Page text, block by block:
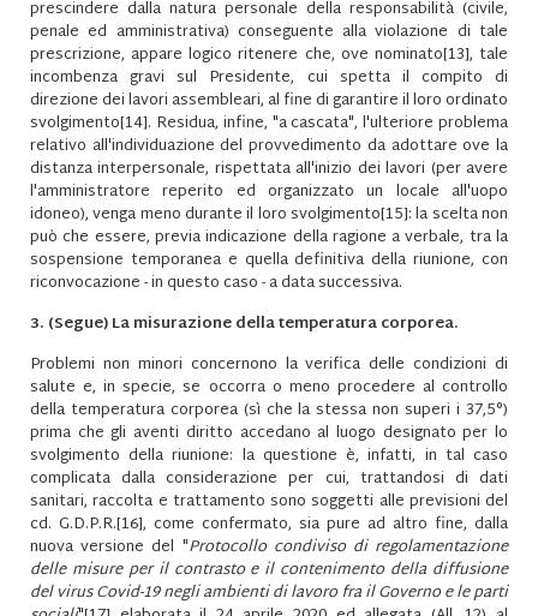
prescindere dalla natura personale della responsabilità (civile,
penale ed amministrativa) conseguente alla violazione di tale
prescrizione, appare logico ritenere che, ove nominato[13], tale
incombenza gravi sul Presidente, cui spetta il compito di
direzione dei lavori assembleari, al fine di garantire il loro ordinato
svolgimento[14]. Residua, infine, "a cascata", l'ulteriore problema
relativo all'individuazione del provvedimento da adottare ove la
distanza interpersonale, rispettata all'inizio dei lavori (per avere
l'amministratore reperito ed organizzato un locale all'uopo
idoneo), venga meno durante il loro svolgimento[15]: la scelta non
può che essere, previa indicazione della ragione a verbale, tra la
sospensione temporanea e quella definitiva della riunione, con
riconvocazione - in questo caso - a data successiva.
3. (Segue) La misurazione della temperatura corporea.
Problemi non minori concernono la verifica delle condizioni di
salute e, in specie, se occorra o meno procedere al controllo
della temperatura corporea (sì che la stessa non superi i 37,5°)
prima che gli aventi diritto accedano al luogo designato per lo
svolgimento della riunione: la questione è, infatti, in tal caso
complicata dalla considerazione per cui, trattandosi di dati
sanitari, raccolta e trattamento sono soggetti alle previsioni del
cd. G.D.P.R.[16], come confermato, sia pure ad altro fine, dalla
nuova versione del "Protocollo condiviso di regolamentazione
delle misure per il contrasto e il contenimento della diffusione
del virus Covid-19 negli ambienti di lavoro fra il Governo e le parti